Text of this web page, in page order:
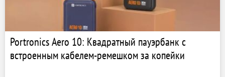
Portronics Aero 10: Квадратный пауэрбанк с
встроенным кабелем-ремешком за копейки